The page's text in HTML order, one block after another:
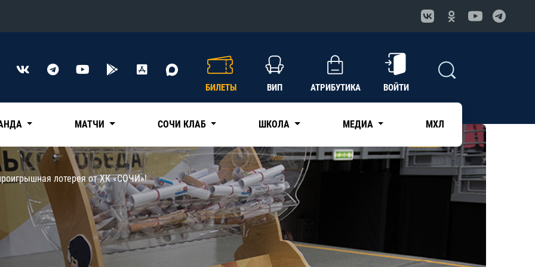
Конференция «Восток»
Нефтехимик
Трактор
Дивизион Чернышева
Авангард
Адмирал
КХЛ
БИЛЕТЫ ВИП АТРИБУТИКА ВОЙТИ
МАТЧИ СОЧИ КЛАБ ШКОЛА МЕДИА МХЛ
лотерея от ХК «СОЧИ»!